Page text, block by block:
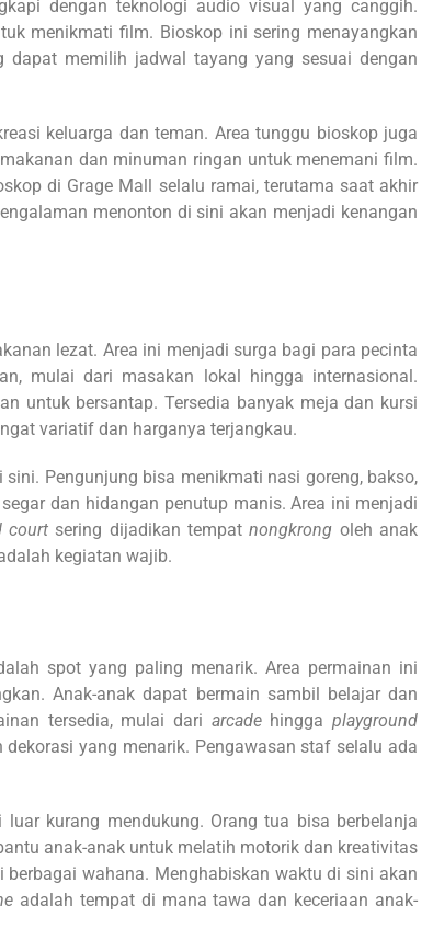
dengan teknologi audio visual yang canggih.
menikmati film. Bioskop ini sering menayangkan
dapat memilih jadwal tayang yang sesuai dengan
keluarga dan teman. Area tunggu bioskop juga
dan minuman ringan untuk menemani film.
di Grage Mall selalu ramai, terutama saat akhir
menonton di sini akan menjadi kenangan
lezat. Area ini menjadi surga bagi para pecinta
mulai dari masakan lokal hingga internasional.
untuk bersantap. Tersedia banyak meja dan kursi
variatif dan harganya terjangkau.
Pengunjung bisa menikmati nasi goreng, bakso,
dan hidangan penutup manis. Area ini menjadi
court sering dijadikan tempatnongkrong oleh anak
kegiatan wajib.
spot yang paling menarik. Area permainan ini
Anak-anak dapat bermain sambil belajar dan
tersedia, mulai dari arcadehinggaplayground
yang menarik. Pengawasan staf selalu ada
kurang mendukung. Orang tua bisa berbelanja
anak-anak untuk melatih motorik dan kreativitas
wahana. Menghabiskan waktu di sini akan
adalah tempat di mana tawa dan keceriaan anak-